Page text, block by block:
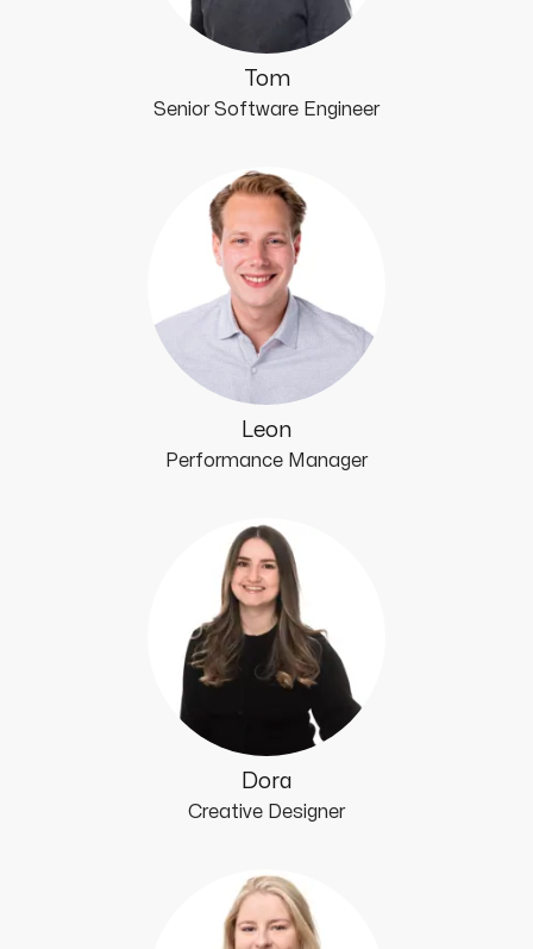
Tom
Senior Software Engineer
Leon
Performance Manager
Dora
Creative Designer